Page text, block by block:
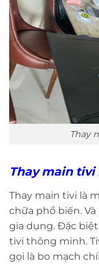
Thay
Thay main tivi
Thay main tivi là
chữa phổ biến.
gia dụng. Đặc
tivi thông minh.
gọi là bo mạch